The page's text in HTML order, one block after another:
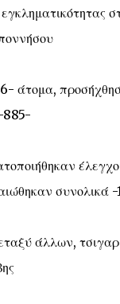
άτομα,
885-
συνολικά
άλλων,